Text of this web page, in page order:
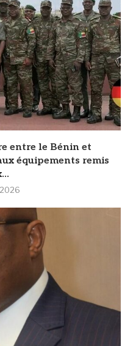
entre le Bénin et
équipements remis